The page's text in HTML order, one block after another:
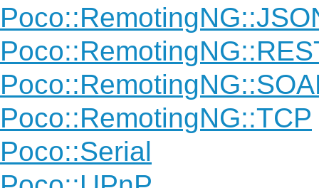
Poco::RemotingNG::TCP
Poco::Serial